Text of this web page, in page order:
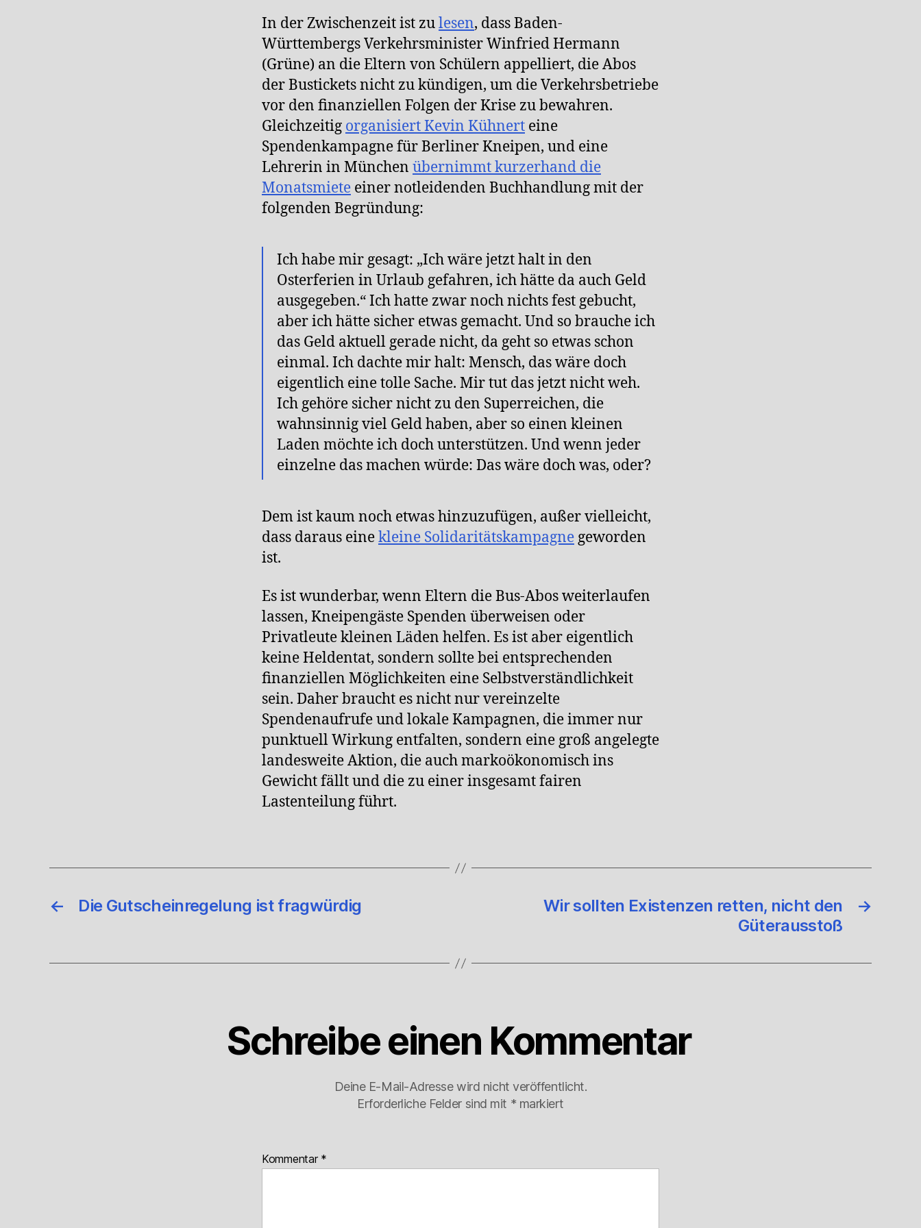
In der Zwischenzeit ist zulesen, dass Baden-
Württembergs Verkehrsminister Winfried Hermann
(Grüne) an die Eltern von Schülern appelliert, die Abos
der Bustickets nicht zu kündigen, um die Verkehrsbetriebe
vor den finanziellen Folgen der Krise zu bewahren.
Gleichzeitig organisiert Kevin Kühnert eine
Spendenkampagne für Berliner Kneipen, und eine
Lehrerin in München übernimmt kurzerhand die
Monatsmiete einer notleidenden Buchhandlung mit der
folgenden Begründung:
Ich habe mir gesagt: „Ich wäre jetzt halt in den
Osterferien in Urlaub gefahren, ich hätte da auch Geld
ausgegeben.“ Ich hatte zwar noch nichts fest gebucht,
aber ich hätte sicher etwas gemacht. Und so brauche ich
das Geld aktuell gerade nicht, da geht so etwas schon
einmal. Ich dachte mir halt: Mensch, das wäre doch
eigentlich eine tolle Sache. Mir tut das jetzt nicht weh.
Ich gehöre sicher nicht zu den Superreichen, die
wahnsinnig viel Geld haben, aber so einen kleinen
Laden möchte ich doch unterstützen. Und wenn jeder
einzelne das machen würde: Das wäre doch was, oder?
Dem ist kaum noch etwas hinzuzufügen, außer vielleicht,
dass daraus einekleine Solidaritätskampagne geworden
ist.
Es ist wunderbar, wenn Eltern die Bus-Abos weiterlaufen
lassen, Kneipengäste Spenden überweisen oder
Privatleute kleinen Läden helfen. Es ist aber eigentlich
keine Heldentat, sondern sollte bei entsprechenden
finanziellen Möglichkeiten eine Selbstverständlichkeit
sein. Daher braucht es nicht nur vereinzelte
Spendenaufrufe und lokale Kampagnen, die immer nur
punktuell Wirkung entfalten, sondern eine groß angelegte
landesweite Aktion, die auch markoökonomisch ins
Gewicht fällt und die zu einer insgesamt fairen
Lastenteilung führt.
← Die Gutscheinregelung ist fragwürdig →
Wir sollten Existenzen retten, nicht den
Güterausstoß
Schreibe einen Kommentar
Deine E-Mail-Adresse wird nicht veröffentlicht.
Erforderliche Felder sind mit * markiert
Kommentar *